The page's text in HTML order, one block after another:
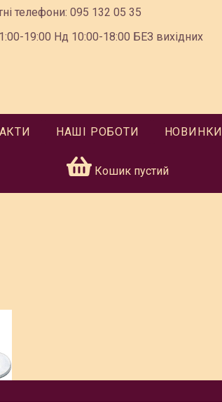
телефони: 095 132 05 35
19:00 Нд 10:00-18:00 БЕЗ вихідних
НАШІ РОБОТИ НОВИНКИ
Кошик пустий